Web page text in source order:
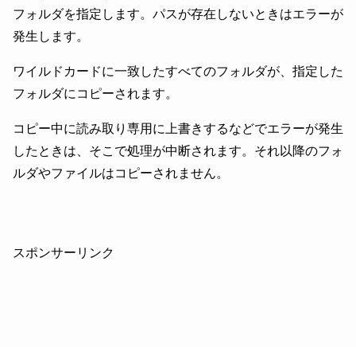
フォルダを指定します。パスが存在しないときはエラーが
発生します。
ワイルドカードに一致したすべてのフォルダが、指定した
フォルダにコピーされます。
コピー中に読み取り専用に上書きするなどでエラーが発生
したときは、そこで処理が中断されます。それ以降のフォ
ルダやファイルはコピーされません。
スポンサーリンク